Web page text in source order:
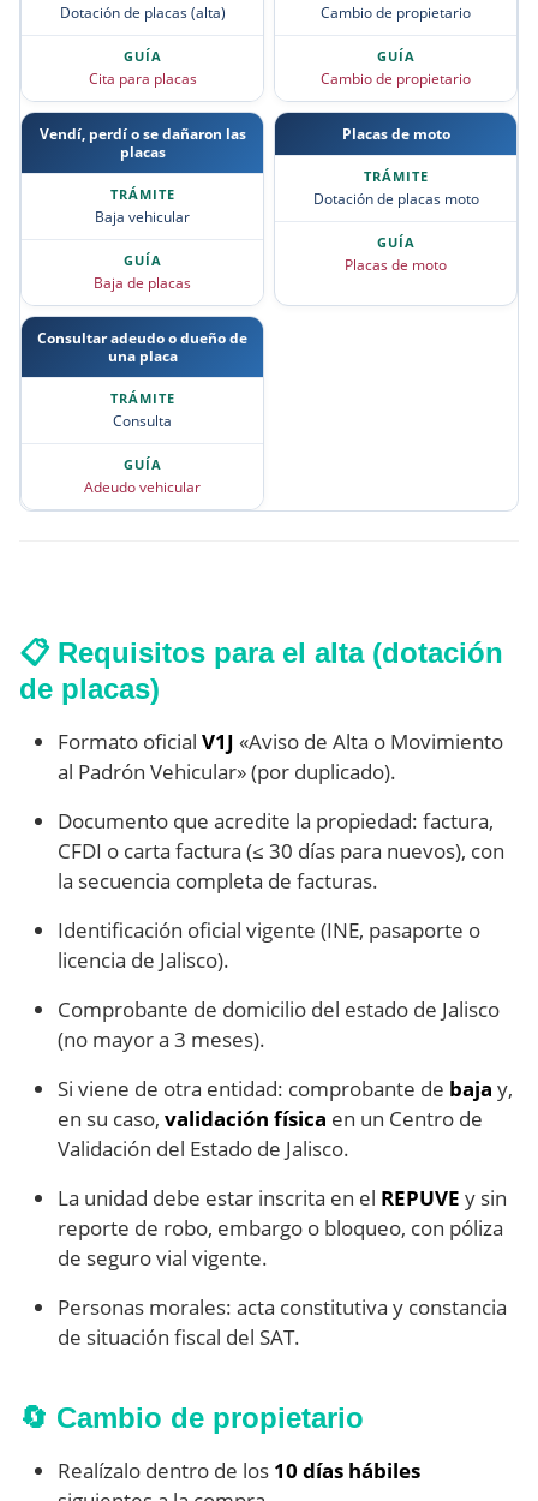
Dotación de placas (alta)
Cita para placas
Cambio de propietario
Cambio de propietario
Vendí, perdí o se dañaron las
placas
Baja vehicular
Baja de placas
Placas de moto
Dotación de placas moto
Placas de moto
Consultar adeudo o dueño de
una placa
Consulta
Adeudo vehicular
📋 Requisitos para el alta (dotación
de placas)
Formato oficial V1J «Aviso de Alta o Movimiento
al Padrón Vehicular» (por duplicado).
Documento que acredite la propiedad: factura,
CFDI o carta factura (≤ 30 días para nuevos), con
la secuencia completa de facturas.
Identificación oficial vigente (INE, pasaporte o
licencia de Jalisco).
Comprobante de domicilio del estado de Jalisco
(no mayor a 3 meses).
Si viene de otra entidad: comprobante de baja y,
en su caso, validación física en un Centro de
Validación del Estado de Jalisco.
La unidad debe estar inscrita en el REPUVE y sin
reporte de robo, embargo o bloqueo, con póliza
de seguro vial vigente.
Personas morales: acta constitutiva y constancia
de situación fiscal del SAT.
🔄 Cambio de propietario
Realízalo dentro de los 10 días hábiles